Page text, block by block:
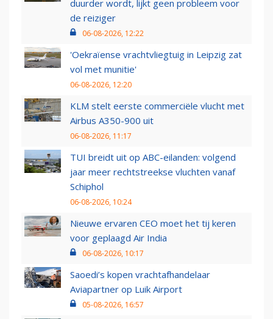
duurder wordt, lijkt geen probleem voor
de reiziger
06-08-2026, 12:22
'Oekraïense vrachtvliegtuig in Leipzig zat
vol met munitie'
06-08-2026, 12:20
KLM stelt eerste commerciële vlucht met
Airbus A350-900 uit
06-08-2026, 11:17
TUI breidt uit op ABC-eilanden: volgend
jaar meer rechtstreekse vluchten vanaf
Schiphol
06-08-2026, 10:24
Nieuwe ervaren CEO moet het tij keren
voor geplaagd Air India
06-08-2026, 10:17
Saoedi’s kopen vrachtafhandelaar
Aviapartner op Luik Airport
05-08-2026, 16:57